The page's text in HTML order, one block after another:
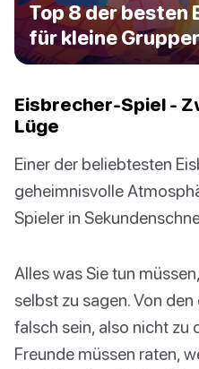
Top 8 der besten
für kleine
Eisbrecher-Spiel -
Lüge
Einer der beliebtesten
geheimnisvolle
Spieler in
Alles was Sie tun
selbst zu sagen. Von
falsch sein, also nicht zu
Freunde müssen raten,